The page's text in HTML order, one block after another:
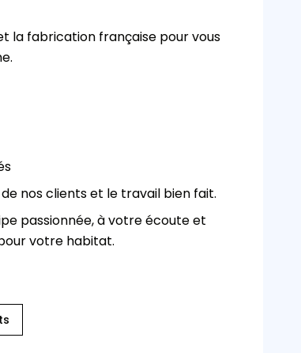
la fabrication française pour vous
nos clients et le travail bien fait.
passionnée, à votre écoute et
votre habitat.